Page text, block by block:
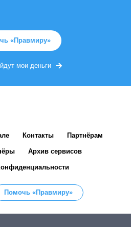
«Правмиру»
мои деньги
Контакты Партнёрам
Архив сервисов
Помочь «Правмиру»